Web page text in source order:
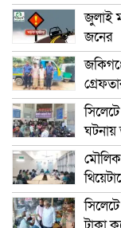
জুলাই
জনের
ঘটনায়
মৌলিক